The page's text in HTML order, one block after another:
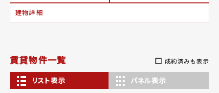
建物詳細
賃貸物件一覧 成約済みも表示
リスト表示 パネル表示